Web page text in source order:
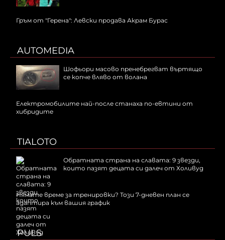
Гръм от "Герена": Левски продава Акрам Бурас
AUTOMEDIA
Шофьори масово пренебрегват въртящо
се копче вляво от волана
Електромобилите най-после станаха по-евтини от
хибридите
TIALOTO
Обратната страна на славата: 9 звезди,
които пазят децата си далеч от Холивуд
Нямате време за тренировки? Този 7-дневен план се
адаптира към вашия график
PULS